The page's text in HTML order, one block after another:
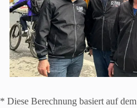
* Diese Berechnung basiert auf dem